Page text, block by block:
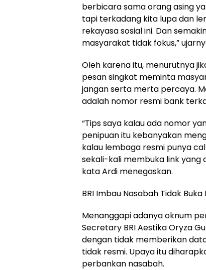
berbicara sama orang asing
tapi terkadang kita lupa dan
rekayasa sosial ini. Dan
masyarakat tidak fokus,”
Oleh karena itu, menurutnya
pesan singkat meminta
jangan serta merta percaya.
adalah nomor resmi bank
“Tips saya kalau ada nomor
penipuan itu kebanyakan
kalau lembaga resmi punya
sekali-kali membuka link
kata Ardi menegaskan.
BRI Imbau Nasabah Tidak
Menanggapi adanya oknum
Secretary BRI Aestika Oryza
dengan tidak memberikan
tidak resmi. Upaya itu
perbankan nasabah.